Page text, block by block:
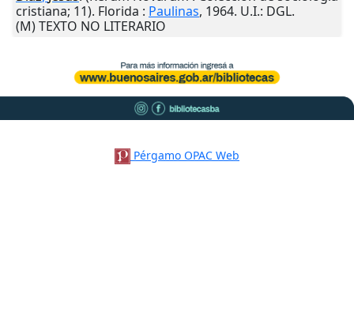
cristiana; 11). Florida : Paulinas, 1964. U.I.: DGL.
(M) TEXTO NO LITERARIO
Pérgamo OPAC Web